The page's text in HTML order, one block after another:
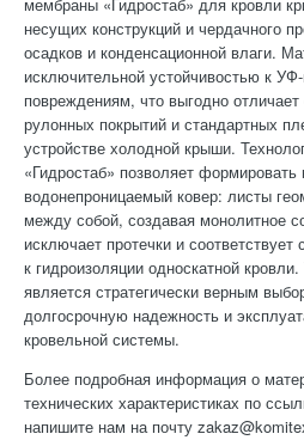
мембраны «Гидростаб» для кровли
несущих конструкций и чердачного
осадков и конденсационной влаги.
исключительной устойчивостью к
повреждениям, что выгодно отличает
рулонных покрытий и стандартных
устройстве холодной крыши.
«Гидростаб» позволяет
водонепроницаемый ковер: листы
между собой, создавая монолитное
исключает протечки и
к гидроизоляции односкатной
является стратегически верным
долгосрочную надежность и
кровельной системы.
Более подробная информация о
технических характеристиках по
напишите нам на почту